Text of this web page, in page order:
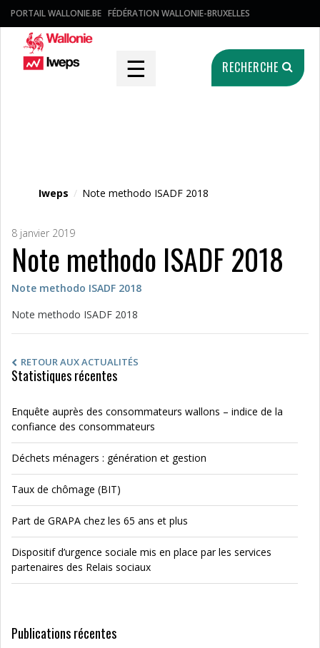
PORTAIL WALLONIE.BE FÉDÉRATION WALLONIE-BRUXELLES
☰ RECHERCHE
Iweps / Note methodo ISADF 2018
8 janvier 2019
Note methodo ISADF 2018
Note methodo ISADF 2018
Note methodo ISADF 2018
RETOUR AUX ACTUALITÉS
Statistiques récentes
Enquête auprès des consommateurs wallons – indice de la
confiance des consommateurs
Déchets ménagers : génération et gestion
Taux de chômage (BIT)
Part de GRAPA chez les 65 ans et plus
Dispositif d’urgence sociale mis en place par les services
partenaires des Relais sociaux
Publications récentes